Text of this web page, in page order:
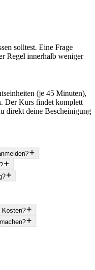
solltest. Eine Frage
Regel innerhalb weniger
(je 45 Minuten),
Der Kurs findet komplett
direkt deine Bescheinigung
Kosten?